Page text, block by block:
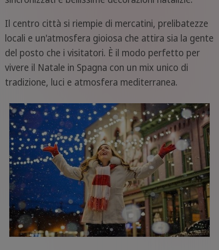
Il centro città si riempie di mercatini, prelibatezze
locali e un'atmosfera gioiosa che attira sia la gente
del posto che i visitatori. È il modo perfetto per
vivere il Natale in Spagna con un mix unico di
tradizione, luci e atmosfera mediterranea.